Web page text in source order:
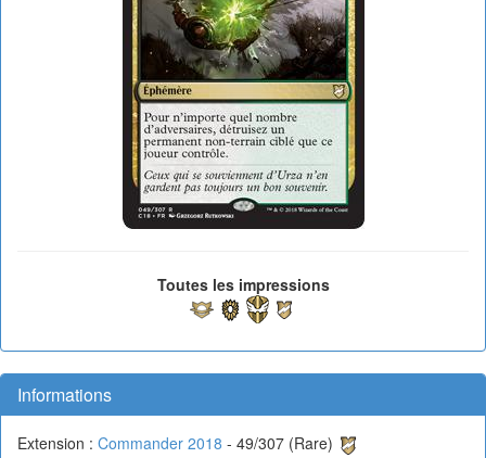
Toutes les impressions
Informations
Extension : Commander 2018 - 49/307 (Rare)